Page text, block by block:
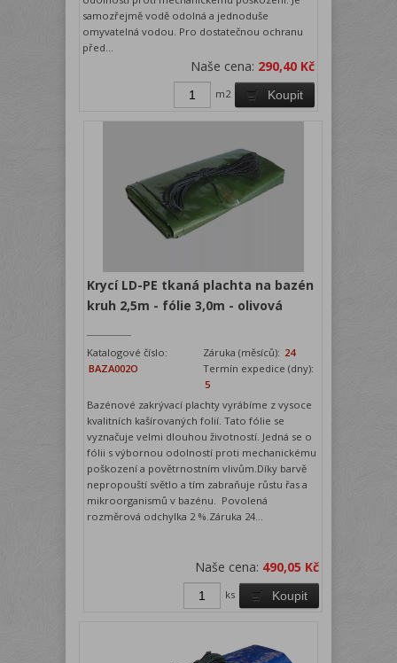
samozřejmě vodě odolná a jednoduše
omyvatelná vodou. Pro dostatečnou ochranu
před...
Naše cena: 290,40 Kč
Koupit
m2
Krycí LD-PE tkaná plachta na bazén
kruh 2,5m - fólie 3,0m - olivová
Katalogové číslo:
BAZA002O
Záruka (měsíců): 24
Termín expedice (dny):
5
Bazénové zakrývací plachty vyrábíme z vysoce
kvalitních kašírovaných folií. Tato fólie se
vyznačuje velmi dlouhou životností. Jedná se o
fólii s výbornou odolností proti mechanickému
poškození a povětrnostním vlivům.Díky barvě
nepropouští světlo a tím zabraňuje růstu řas a
mikroorganismů v bazénu. Povolená
rozměrová odchylka 2 %.Záruka 24...
Naše cena: 490,05 Kč
Koupit
ks